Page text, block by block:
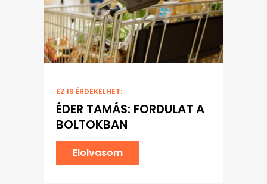
EZ IS ÉRDEKELHET:
ÉDER TAMÁS: FORDULAT A
BOLTOKBAN
Elolvasom